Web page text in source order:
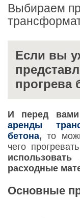
Выбираем
Если вы
прогрева
И перед вами
аренды
бетона, то
чего
расходные
Основные